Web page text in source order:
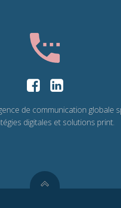
de communication globale
digitales et solutions print.